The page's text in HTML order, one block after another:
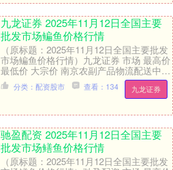
九龙证券 2025年11月12日全国主要
批发市场鳊鱼价格行情
（原标题：2025年11月12日全国主要批发
市场鳊鱼价格行情）九龙证券 市场 最高价
最低价 大宗价 南京农副产品物流配送中心
有限公司 16.00 12.00 ....
九龙证券
分类：配资股市 查看：134
驰盈配资 2025年11月12日全国主要
批发市场鳝鱼价格行情
（原标题：2025年11月12日全国主要批发